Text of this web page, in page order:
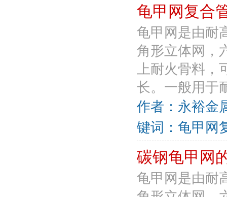
龟甲网复合
龟甲网是由耐
角形立体网，
上耐火骨料，
长。一般用于
作者：永裕
键词：龟甲网
碳钢龟甲网
龟甲网是由耐